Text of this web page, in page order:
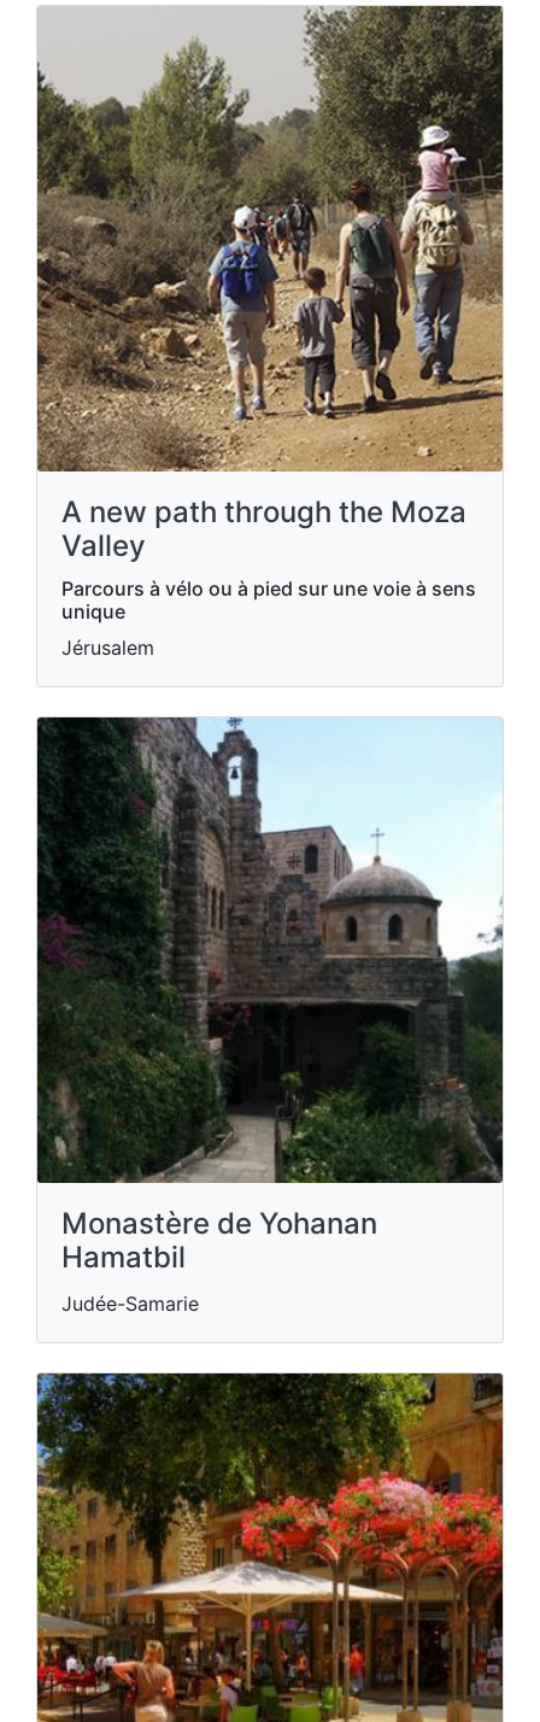
A new path through the Moza
Valley
Parcours à vélo ou à pied sur une voie à sens
unique
Jérusalem
Monastère de Yohanan
Hamatbil
Judée-Samarie